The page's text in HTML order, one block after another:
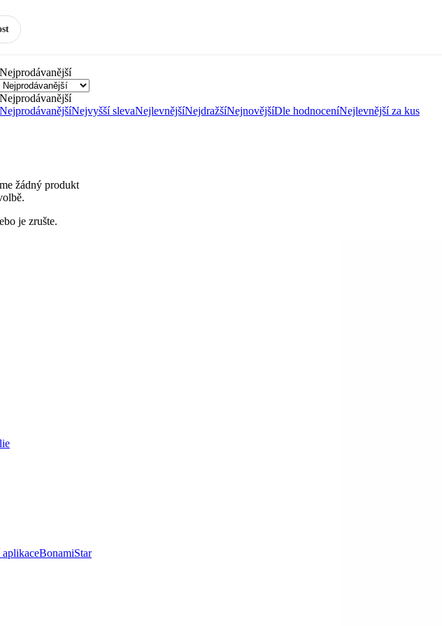
Nejprodávanější
Nejprodávanější
NejprodávanějšíNejvyšší slevaNejlevnějšíNejdražšíNejnovějšíDle hodnoceníNejlevnější za kus
žádný produkt
je zrušte.
BonamiStar